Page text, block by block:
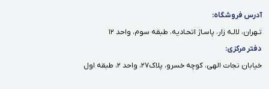
آدرس فروشگاه:
تـهران، لالـه زار، پاسـاژ اتحـاديه، طبقه سوم، واحد ١٢
دفتر مركزى:
خيابان نجات الهى، كوچه خسرو، پلاك٢٧، واحد ٢، طبقه اول